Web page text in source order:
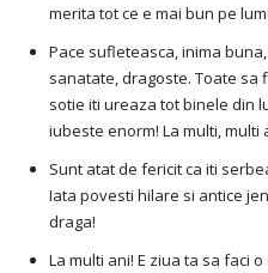
merita tot ce e mai bun pe
Pace sufleteasca, inima
sanatate, dragoste. Toate sa
sotie iti ureaza tot binele din
iubeste enorm! La multi, multi
Sunt atat de fericit ca iti
Iata povesti hilare si antice
draga!
La multi ani! E ziua ta sa faci